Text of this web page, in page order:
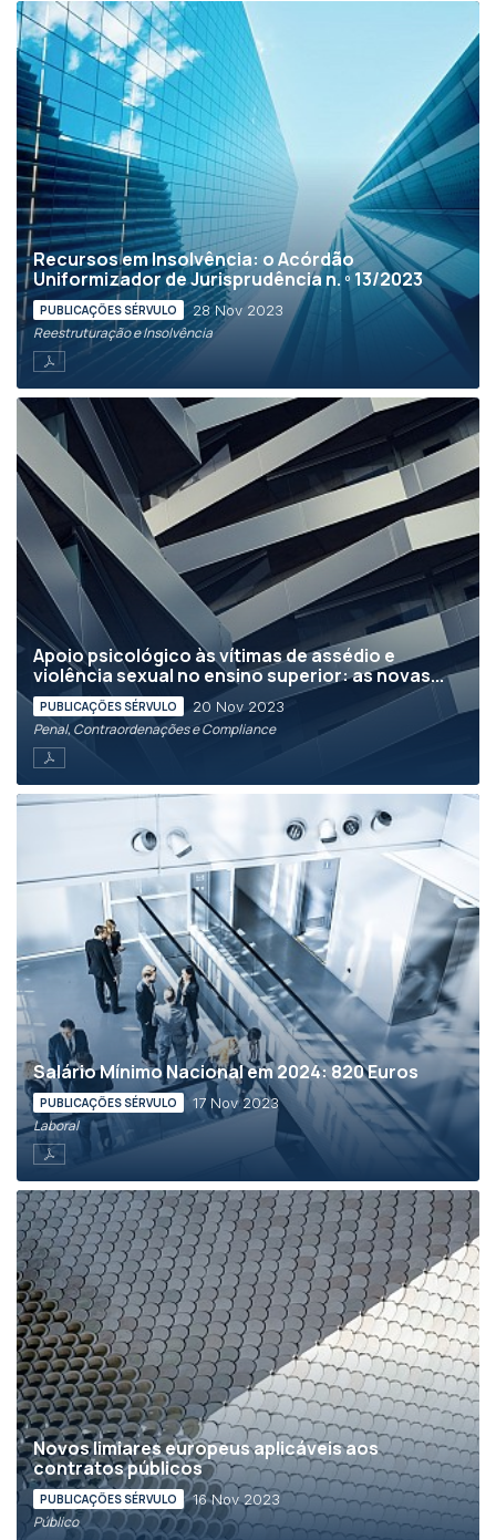
Recursos em Insolvência: o Acórdão
Uniformizador de Jurisprudência n. º 13/2023
PUBLICAÇÕES SÉRVULO 28 Nov 2023
Reestruturação e Insolvência
Apoio psicológico às vítimas de assédio e
violência sexual no ensino superior: as novas...
PUBLICAÇÕES SÉRVULO 20 Nov 2023
Penal, Contraordenações e Compliance
Salário Mínimo Nacional em 2024: 820 Euros
PUBLICAÇÕES SÉRVULO 17 Nov 2023
Laboral
Novos limiares europeus aplicáveis aos
contratos públicos
PUBLICAÇÕES SÉRVULO 16 Nov 2023
Público